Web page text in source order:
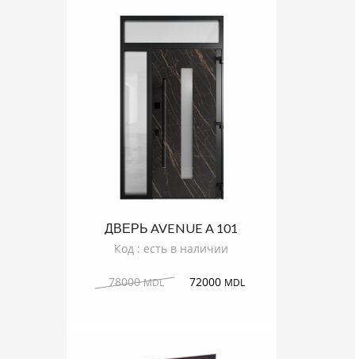
ДВЕРЬ AVENUE A 101
Код : есть в наличии
78000MDL 72000 MDL